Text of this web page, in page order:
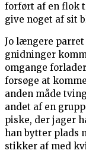
forført af en flok
give noget af sit
Jo længere parret
gnidninger
omgange
forsøge at
anden måde
andet af en
piske, der jager
han bytter plads
stikker af med